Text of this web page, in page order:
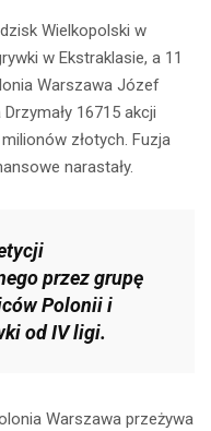
Wielkopolski w
w Ekstraklasie, a 11
Warszawa Józef
16715 akcji
złotych. Fuzja
narastały.
przez grupę
Polonii i
od IV ligi.
Warszawa przeżywa